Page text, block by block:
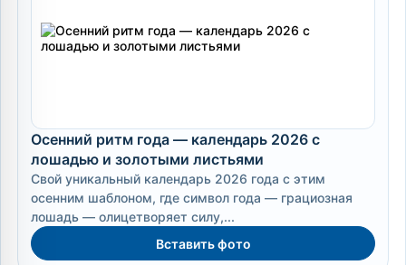
Осенний ритм года — календарь 2026 с
лошадью и золотыми листьями
Свой уникальный календарь 2026 года с этим
осенним шаблоном, где символ года — грациозная
лошадь — олицетворяет силу,...
Вставить фото